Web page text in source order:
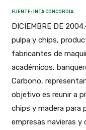
FUENTE: INTA CONCORDIA
DICIEMBRE DE
pulpa y chips,
fabricantes de
académicos,
Carbono,
objetivo es reunir a
chips y madera para
empresas navieras y